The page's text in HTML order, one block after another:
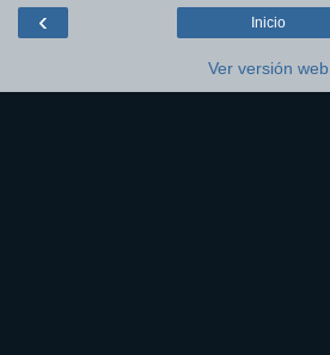
‹ Inicio
Ver versión web